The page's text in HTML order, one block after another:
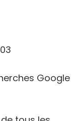
Google